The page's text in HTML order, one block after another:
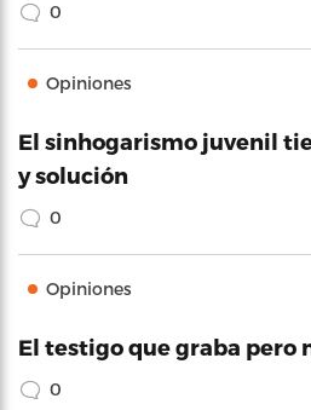
0
Opiniones
El sinhogarismo juvenil
y solución
0
Opiniones
El testigo que graba pero
0